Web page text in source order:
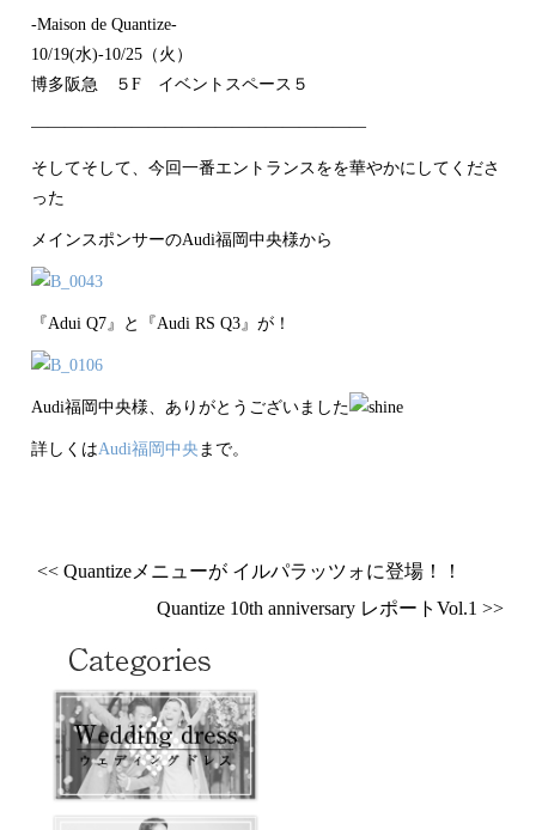
-Maison de Quantize-
10/19(水)-10/25（火）
博多阪急 ５F イベントスペース５
――――――――――――――――――――
そしてそして、今回一番エントランスをを華やかにしてくださ
った
メインスポンサーのAudi福岡中央様から
『Adui Q7』と『Audi RS Q3』が！
Audi福岡中央様、ありがとうございました
詳しくはAudi福岡中央 まで。
<< Quantizeメニューが イルパラッツォに登場！！
Quantize 10th anniversary レポートVol.1 >>